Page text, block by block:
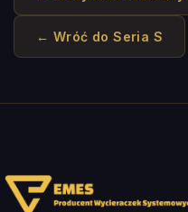
← Wróć doSeria S